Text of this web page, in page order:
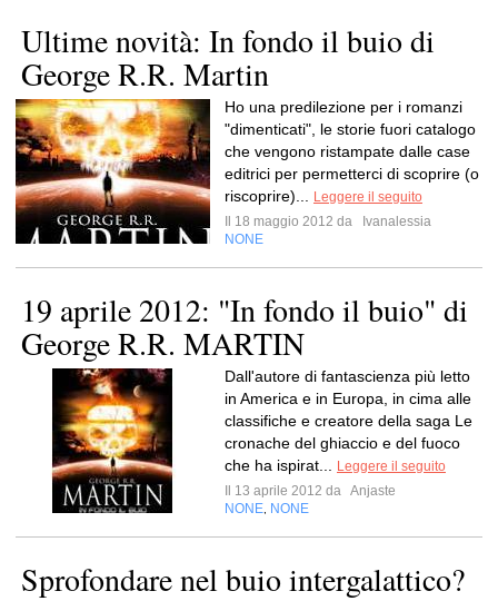
Ultime novità: In fondo il buio di
George R.R. Martin
Ho una predilezione per i romanzi
"dimenticati", le storie fuori catalogo
che vengono ristampate dalle case
editrici per permetterci di scoprire (o
riscoprire)...
Leggere il seguito
Il 18 maggio 2012 da
Ivanalessia
NONE
19 aprile 2012: "In fondo il buio" di
George R.R. MARTIN
Dall'autore di fantascienza più letto
in America e in Europa, in cima alle
classifiche e creatore della saga Le
cronache del ghiaccio e del fuoco
che ha ispirat...
Leggere il seguito
Il 13 aprile 2012 da Anjaste
NONE NONE
Sprofondare nel buio intergalattico?